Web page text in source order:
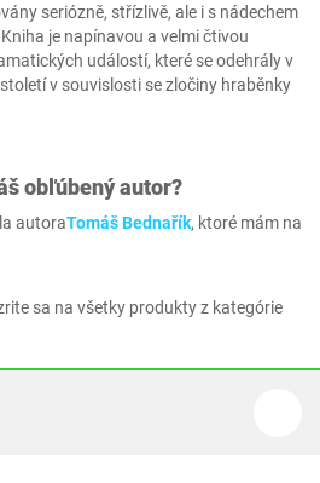
seriózně, střízlivě, ale i s nádechem
je napínavou a velmi čtivou
událostí, které se odehrály v
v souvislosti se zločiny hraběnky
obľúbený autor?
autoraTomáš Bednařík, ktoré mám na
sa na všetky produkty z kategórie